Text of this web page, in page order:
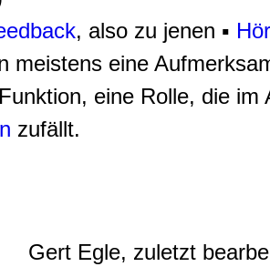
, also zu jenen ▪
meistens eine
eine Rolle, die im
zufällt.
Gert Egle, zuletzt